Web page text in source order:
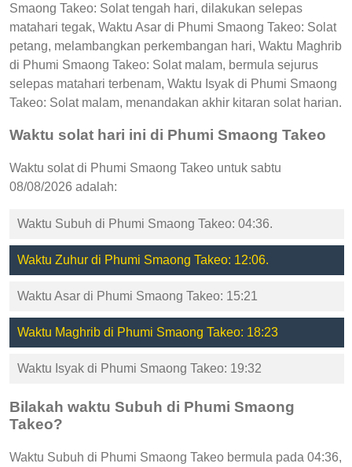
Smaong Takeo: Solat tengah hari, dilakukan selepas
matahari tegak, Waktu Asar di Phumi Smaong Takeo: Solat
petang, melambangkan perkembangan hari, Waktu Maghrib
di Phumi Smaong Takeo: Solat malam, bermula sejurus
selepas matahari terbenam, Waktu Isyak di Phumi Smaong
Takeo: Solat malam, menandakan akhir kitaran solat harian.
Waktu solat hari ini di Phumi Smaong Takeo
Waktu solat di Phumi Smaong Takeo untuk sabtu
08/08/2026 adalah:
Waktu Subuh di Phumi Smaong Takeo: 04:36.
Waktu Zuhur di Phumi Smaong Takeo: 12:06.
Waktu Asar di Phumi Smaong Takeo: 15:21
Waktu Maghrib di Phumi Smaong Takeo: 18:23
Waktu Isyak di Phumi Smaong Takeo: 19:32
Bilakah waktu Subuh di Phumi Smaong
Takeo?
Waktu Subuh di Phumi Smaong Takeo bermula pada 04:36,